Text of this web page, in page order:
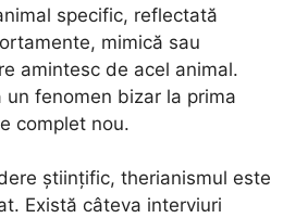
specific, reflectată
mimică sau
amintesc de acel animal.
un fenomen bizar la prima
complet nou.
științific, therianismul este
Există câteva interviuri